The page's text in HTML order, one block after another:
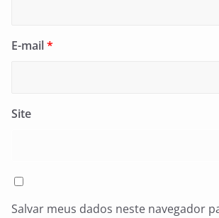
E-mail*
Site
Salvar meus dados neste navegador